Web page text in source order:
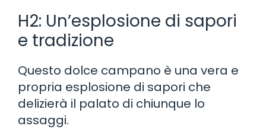
H2: Un’esplosione di sapori
e tradizione
Questo dolce campano è una vera e
propria esplosione di sapori che
delizierà il palato di chiunque lo
assaggi.